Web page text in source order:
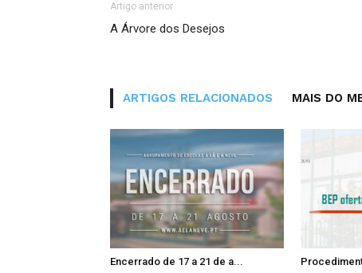
Artigo anterior
A Árvore dos Desejos
ARTIGOS RELACIONADOS MAIS DO
Encerrado de 17 a 21 de a...